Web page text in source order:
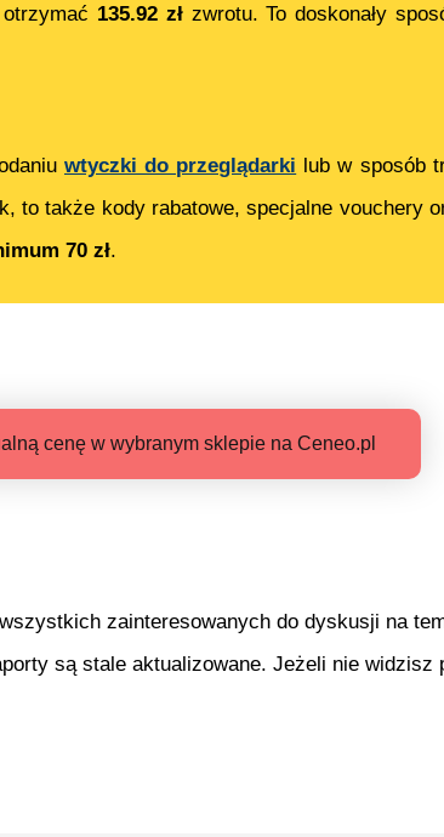
135.92złzwrotu. To doskonały
wtyczki do przeglądarki lub w sposób
to także kody rabatowe, specjalne vouchery
70 zł.
cenę w wybranym sklepie na Ceneo.pl
zainteresowanych do dyskusji na
są stale aktualizowane. Jeżeli nie